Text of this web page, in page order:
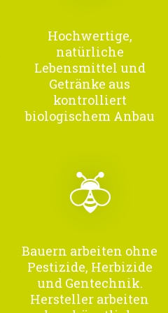
Hochwertige,
natürliche
Lebensmittel und
Getränke aus
kontrolliert
biologischem Anbau
Bauern arbeiten ohne
Pestizide, Herbizide
und Gentechnik.
Hersteller arbeiten